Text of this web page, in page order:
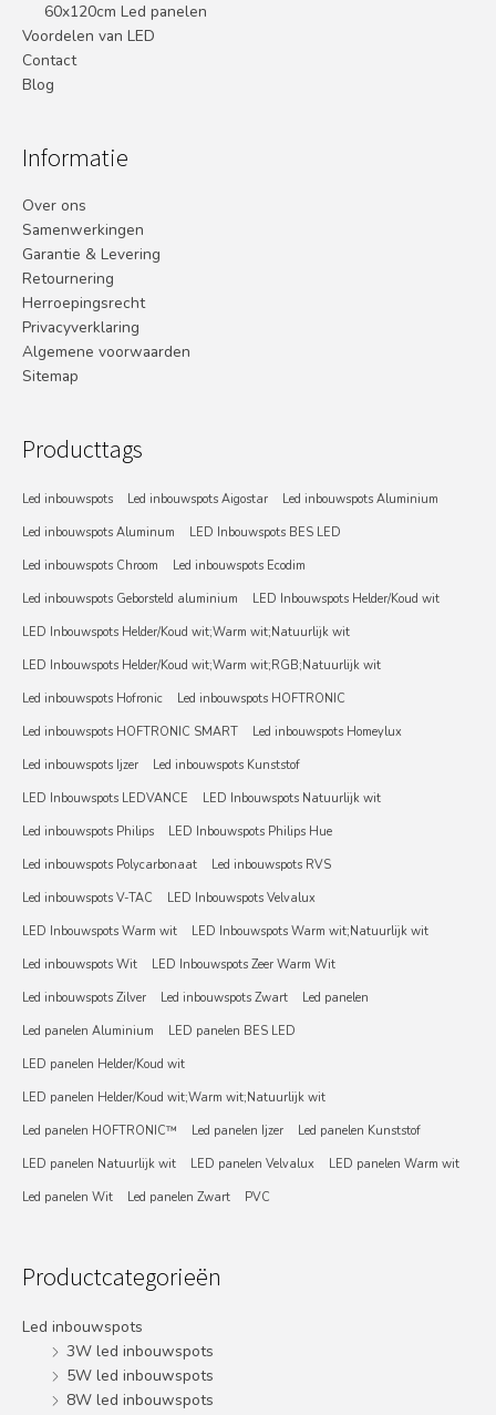
60x120cm Led panelen
Voordelen van LED
Contact
Blog
Informatie
Over ons
Samenwerkingen
Garantie & Levering
Retournering
Herroepingsrecht
Privacyverklaring
Algemene voorwaarden
Sitemap
Producttags
Led inbouwspots Led inbouwspots Aigostar
Led inbouwspots Aluminium
Led inbouwspots Aluminum
LED Inbouwspots BES LED
Led inbouwspots Chroom
Led inbouwspots Ecodim
Led inbouwspots Geborsteld aluminium
LED Inbouwspots Helder/Koud wit
LED Inbouwspots Helder/Koud wit;Warm wit;Natuurlijk wit
LED Inbouwspots Helder/Koud wit;Warm wit;RGB;Natuurlijk wit
Led inbouwspots Hofronic
Led inbouwspots HOFTRONIC
Led inbouwspots HOFTRONIC SMART
Led inbouwspots Homeylux
Led inbouwspots Ijzer
Led inbouwspots Kunststof
LED Inbouwspots LEDVANCE
LED Inbouwspots Natuurlijk wit
Led inbouwspots Philips
LED Inbouwspots Philips Hue
Led inbouwspots Polycarbonaat
Led inbouwspots RVS
Led inbouwspots V-TAC
LED Inbouwspots Velvalux
LED Inbouwspots Warm wit
LED Inbouwspots Warm wit;Natuurlijk wit
Led inbouwspots Wit
LED Inbouwspots Zeer Warm Wit
Led inbouwspots Zilver
Led inbouwspots Zwart
Led panelen
Led panelen Aluminium
LED panelen BES LED
LED panelen Helder/Koud wit
LED panelen Helder/Koud wit;Warm wit;Natuurlijk wit
Led panelen HOFTRONIC™
Led panelen Ijzer
Led panelen Kunststof
LED panelen Natuurlijk wit
LED panelen Velvalux
LED panelen Warm wit
Led panelen Wit
Led panelen Zwart PVC
Productcategorieën
Led inbouwspots
3W led inbouwspots
5W led inbouwspots
8W led inbouwspots